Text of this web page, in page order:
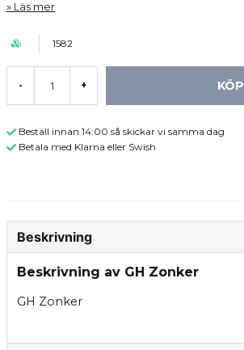
Läs mer
1582
- + KÖP
Beställ innan 14:00 så skickar vi samma dag
Betala med Klarna eller Swish
Beskrivning
Beskrivning av GH Zonker
GH Zonker